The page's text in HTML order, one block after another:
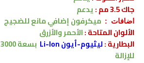
جاك 3.5 مم :
يدعم
اضافات : ميكرفون إضافي مانع للضجيج
الألوان المتاحة :الأحمر والأزرق
البطارية:ليثيوم-أيون Li-Ion بسعة3000
للإزالة